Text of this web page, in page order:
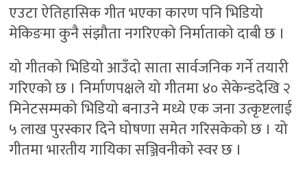
एउटा ऐतिहासिक गीत भएका कारण पनि भिडियो
मेकिङमा कुनै संझौता नगरिएको निर्माताको दाबी छ ।
यो गीतको भिडियो आउँदो साता सार्वजनिक गर्ने तयारी
गरिएको छ । निर्माणपक्षले यो गीतमा ४० सेकेन्डदेखि २
मिनेटसम्मको भिडियो बनाउने मध्ये एक जना उत्कृष्टलाई
५ लाख पुरस्कार दिने घोषणा समेत गरिसकेको छ । यो
गीतमा भारतीय गायिका सञ्जिवनीको स्वर छ ।